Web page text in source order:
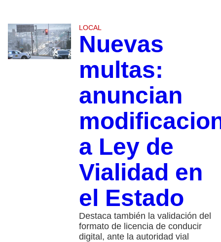
LOCAL
Nuevas
multas:
anuncian
a Ley de
Vialidad en
el Estado
Destaca también la validación del
formato de licencia de conducir
digital, ante la autoridad vial